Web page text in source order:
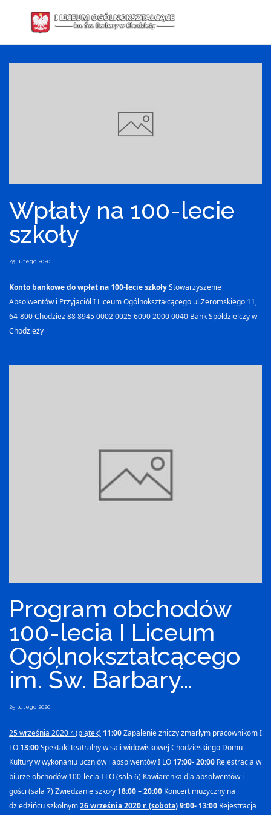
Wpłaty na 100-lecie
szkoły
25 lutego 2020
Konto bankowe do wpłat na 100-lecie szkołyStowarzyszenie
Absolwentów i Przyjaciół I Liceum Ogólnokształcącego ul.Żeromskiego 11,
64-800 Chodzież88 8945 0002 0025 6090 2000 0040 Bank Spółdzielczy w
Chodzieży
Program obchodów
100-lecia I Liceum
Ogólnokształcącego
im. Św. Barbary…
25 lutego 2020
25 września 2020 r. (piątek) 11:00Zapalenie zniczy zmarłym pracownikom I
LO 13:00Spektakl teatralny w sali widowiskowej Chodzieskiego Domu
Kultury w wykonaniu uczniów i absolwentów I LO 17:00- 20:00 Rejestracja w
biurze obchodów 100-lecia I LO (sala 6) Kawiarenka dla absolwentów i
gości (sala 7)Zwiedzanie szkoły 18:00 – 20:00 Koncert muzyczny na
dziedzińcu szkolnym26 września 2020 r. (sobota)9:00- 13:00 Rejestracja